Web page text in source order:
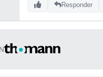
Responder